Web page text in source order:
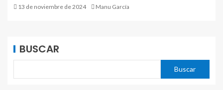
13 de noviembre de 2024 Manu García
BUSCAR
Buscar